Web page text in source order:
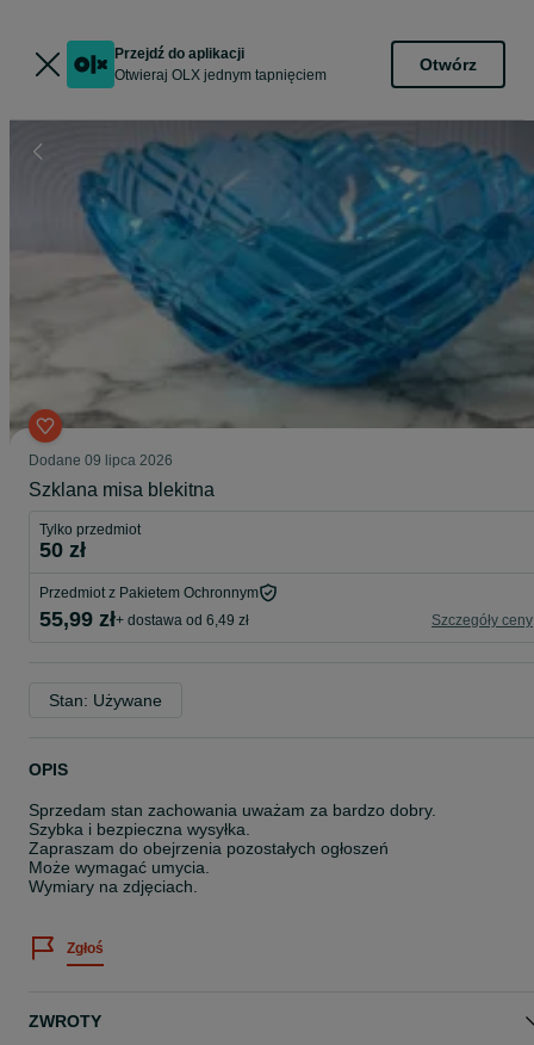
Przejdź do aplikacji
Otwieraj OLX jednym tapnięciem
Otwórz
Dodane 09 lipca 2026
Szklana misa blekitna
Tylko przedmiot
50 zł
Przedmiot z Pakietem Ochronnym
55,99 zł+ dostawa od 6,49 zł Szczegóły ceny
Stan: Używane
OPIS
Sprzedam stan zachowania uważam za bardzo dobry.
Szybka i bezpieczna wysyłka.
Zapraszam do obejrzenia pozostałych ogłoszeń
Może wymagać umycia.
Wymiary na zdjęciach.
Zgłoś
ZWROTY